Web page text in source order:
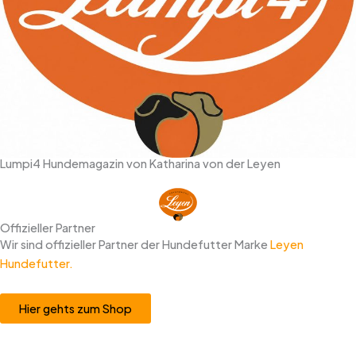
Lumpi4 Hundemagazin von Katharina von der Leyen
Offizieller Partner
Wir sind offizieller Partner der Hundefutter Marke Leyen
Hundefutter.
Hier gehts zum Shop